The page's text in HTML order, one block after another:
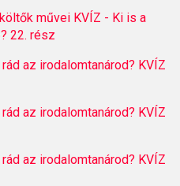
művei KVÍZ - Ki is a
22. rész
az irodalomtanárod? KVÍZ
az irodalomtanárod? KVÍZ
az irodalomtanárod? KVÍZ